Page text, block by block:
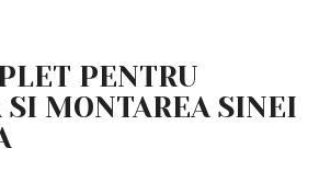
PENTRU
SI MONTAREA SINEI